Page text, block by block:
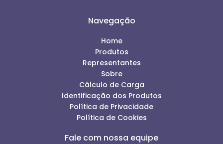
Navegação
Home
Produtos
Representantes
Sobre
Cálculo de Carga
Identificação dos Produtos
Política de Privacidade
Política de Cookies
Fale com nossa equipe